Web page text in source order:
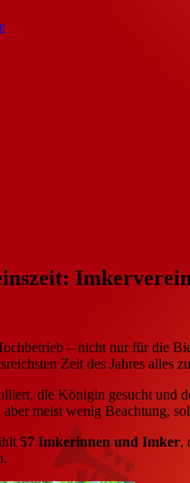
– nicht nur für die
Zeit des Jahres alles
die Königin gesucht und
meist wenig Beachtung,
57 Imkerinnen und Imker,